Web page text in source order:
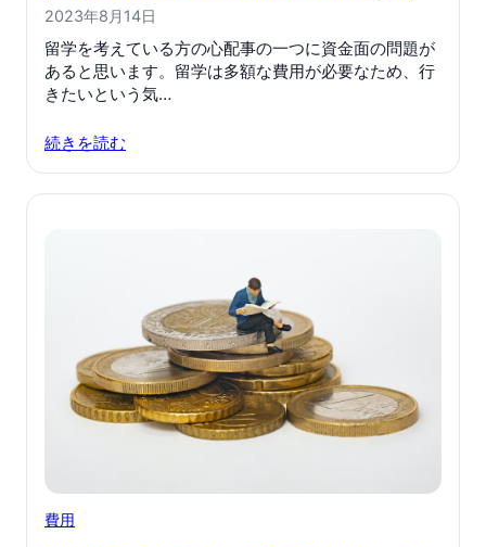
2023年8月14日
留学を考えている方の心配事の一つに資金面の問題が
あると思います。留学は多額な費用が必要なため、行
きたいという気…
続きを読む
費用